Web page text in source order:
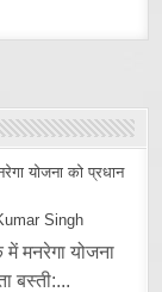
योजना को प्रधान
Singh
मनरेगा योजना
बस्ती:...